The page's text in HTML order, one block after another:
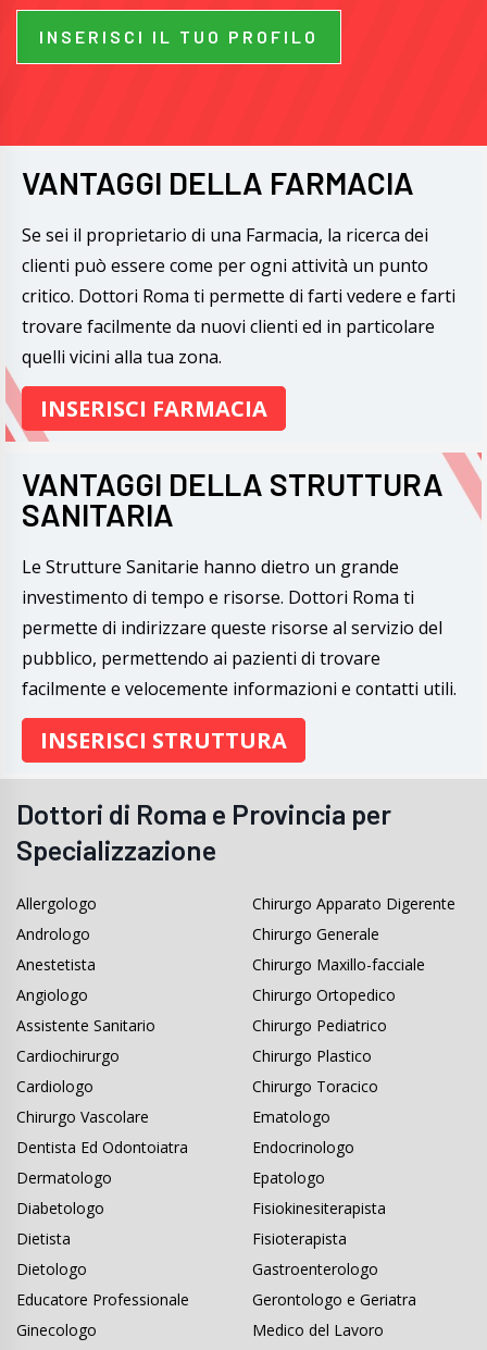
INSERISCI IL TUO PROFILO
VANTAGGI DELLA FARMACIA
Se sei il proprietario di una Farmacia, la ricerca dei
clienti può essere come per ogni attività un punto
critico. Dottori Roma ti permette di farti vedere e farti
trovare facilmente da nuovi clienti ed in particolare
quelli vicini alla tua zona.
INSERISCI FARMACIA
VANTAGGI DELLA STRUTTURA
SANITARIA
Le Strutture Sanitarie hanno dietro un grande
investimento di tempo e risorse. Dottori Roma ti
permette di indirizzare queste risorse al servizio del
pubblico, permettendo ai pazienti di trovare
facilmente e velocemente informazioni e contatti utili.
INSERISCI STRUTTURA
Dottori di Roma e Provincia per
Specializzazione
Allergologo
Andrologo
Anestetista
Angiologo
Assistente Sanitario
Cardiochirurgo
Cardiologo
Chirurgo Apparato Digerente
Chirurgo Generale
Chirurgo Maxillo-facciale
Chirurgo Ortopedico
Chirurgo Pediatrico
Chirurgo Plastico
Chirurgo Toracico
Chirurgo Vascolare
Dentista Ed Odontoiatra
Dermatologo
Diabetologo
Dietista
Dietologo
Educatore Professionale
Ematologo
Endocrinologo
Epatologo
Fisiokinesiterapista
Fisioterapista
Gastroenterologo
Gerontologo e Geriatra
Ginecologo
Medico del Lavoro